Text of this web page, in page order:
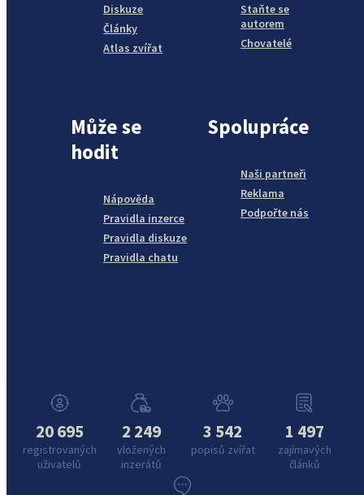
Diskuze
Články
Atlas zvířat
Staňte se
autorem
Chovatelé
Může se
hodit
Nápověda
Pravidla inzerce
Pravidla diskuze
Pravidla chatu
Spolupráce
Naši partneři
Reklama
Podpořte nás
20 695
registrovaných
uživatelů
2 249
vložených
inzerátů
3 542
popisů zvířat
1 497
zajímavých
článků